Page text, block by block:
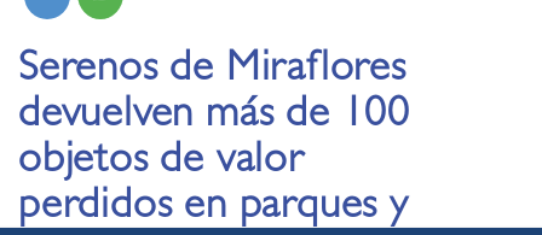
Serenos de Miraflores
devuelven más de 100
objetos de valor
perdidos en parques y